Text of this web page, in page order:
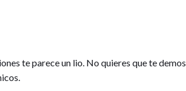
p
p
ti
r
te parece un lio. No quieres que te demos